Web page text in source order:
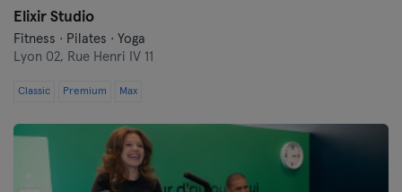
Elixir Studio
Fitness · Pilates · Yoga
Lyon 02, Rue Henri IV 11
Classic Premium Max